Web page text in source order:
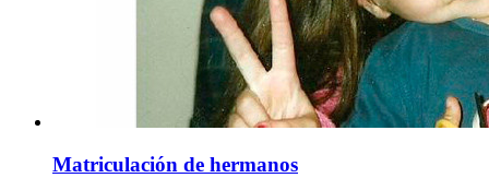
Matriculación de hermanos